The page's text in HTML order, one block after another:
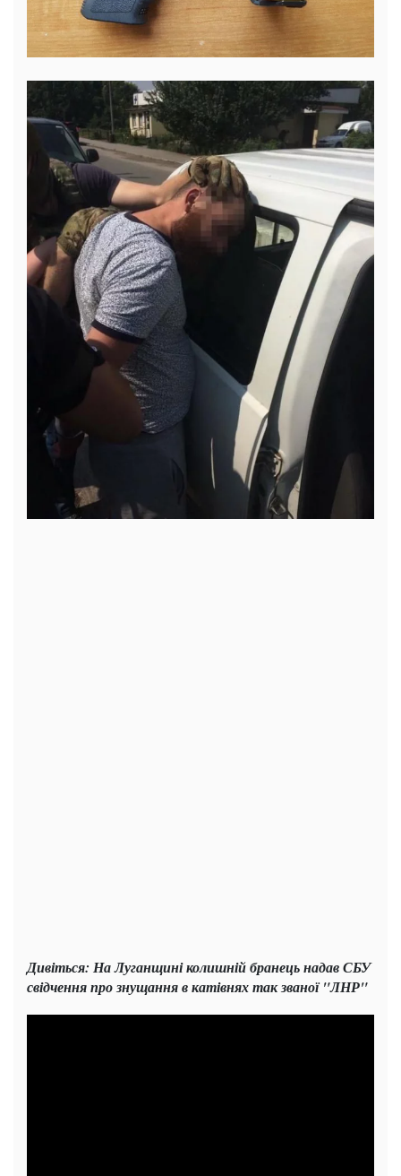
Дивіться: На Луганщині колишній бранець надав СБУ
свідчення про знущання в катівнях так званої "ЛНР"